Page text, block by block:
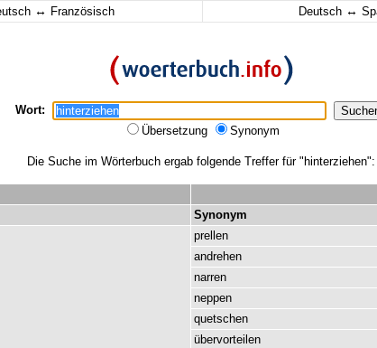
↔ Französisch Deutsch ↔
Wort:
Übersetzung
Synonym
Die Suche im Wörterbuch ergab folgende Treffer für "hinterziehen":
Synonym
prellen
andrehen
narren
neppen
quetschen
übervorteilen